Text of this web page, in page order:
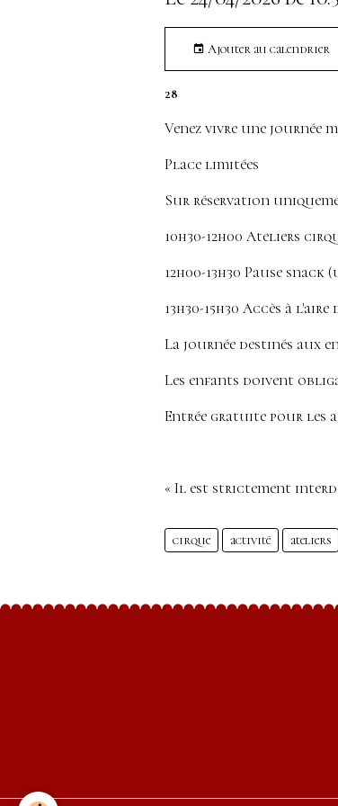
Ajouter au calendrier
28
Venez vivre une journée
Place limitées
Sur réservation
10h30-12h00 Ateliers
12h00-13h30 Pause
13h30-15h30 Accès à
La journée destinés aux
Les enfants doivent
Entrée gratuite pour les
« Il est strictement
cirque activité ateliers